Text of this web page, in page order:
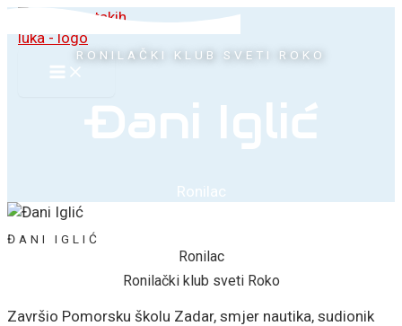
Skip
to
content
RONILAČKI KLUB SVETI ROKO
Đani Iglić
Ronilac
ĐANI IGLIĆ
Ronilac
Ronilački klub sveti Roko
Završio Pomorsku školu Zadar, smjer nautika, sudionik